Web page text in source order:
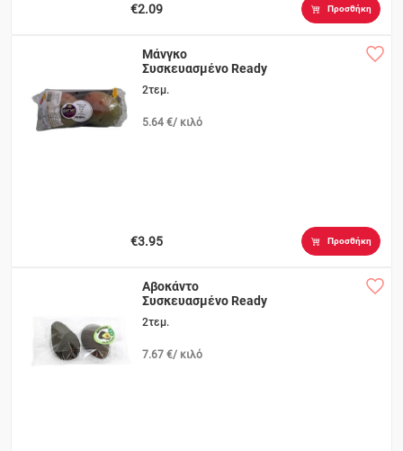
€2.09 Προσθήκη
Μάνγκο
Συσκευασμένο Ready
to Eat
2τεμ.
5.64 €/ κιλό
€3.95 Προσθήκη
Αβοκάντο
Συσκευασμένο Ready
to Eat
2τεμ.
7.67 €/ κιλό